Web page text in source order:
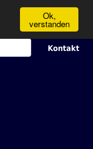
Ok,
verstanden
Kontakt